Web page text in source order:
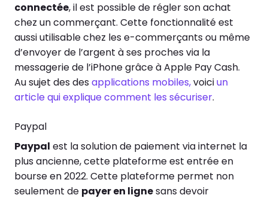
connectée, il est possible de régler son achat
chez un commerçant. Cette fonctionnalité est
aussi utilisable chez les e-commerçants ou même
d’envoyer de l’argent à ses proches via la
messagerie de l’iPhone grâce à Apple Pay Cash.
Au sujet des desapplications mobiles,voiciun
article qui explique comment les sécuriser.
Paypal
Paypal est la solution de paiement via internet la
plus ancienne, cette plateforme est entrée en
bourse en 2022. Cette plateforme permet non
seulement de payer en lignesans devoir